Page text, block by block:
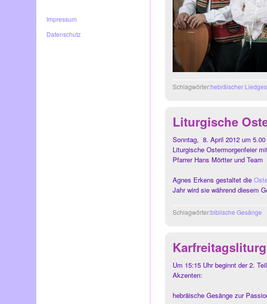
Impressum
Datenschutz
Schlagwörter:hebräischer
Liturgische
Sonntag, 8. April 2012 um 5.00
Liturgische Ostermorgenfeier
Pfarrer Hans Mörtter und Team
Agnes Erkens gestaltet die
Jahr wird sie während diesem
Schlagwörter:biblische Gesänge
Um 15:15 Uhr beginnt der 2.
Akzenten:
hebräische Gesänge zur